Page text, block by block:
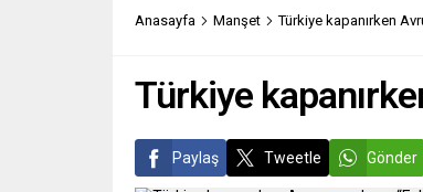
sonbaharda dördüncü...
Anasayfa Manşet Türkiye kapanırken
Türkiye
Paylaş Tweetle Gönder